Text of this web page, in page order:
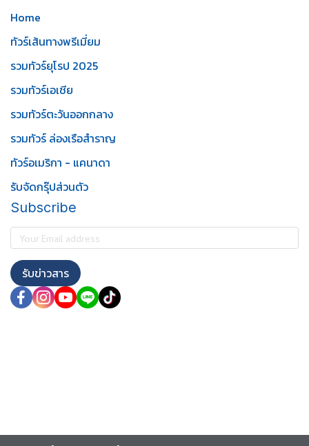
Home
ทัวร์เส้นทางพรีเมี่ยม
รวมทัวร์ยุโรป 2025
รวมทัวร์เอเชีย
รวมทัวร์ตะวันออกกลาง
รวมทัวร์ ล่องเรือสำราญ
ทัวร์อเมริกา - แคนาดา
รับจัดกรุ๊ปส่วนตัว
Subscribe
รับข่าวสาร